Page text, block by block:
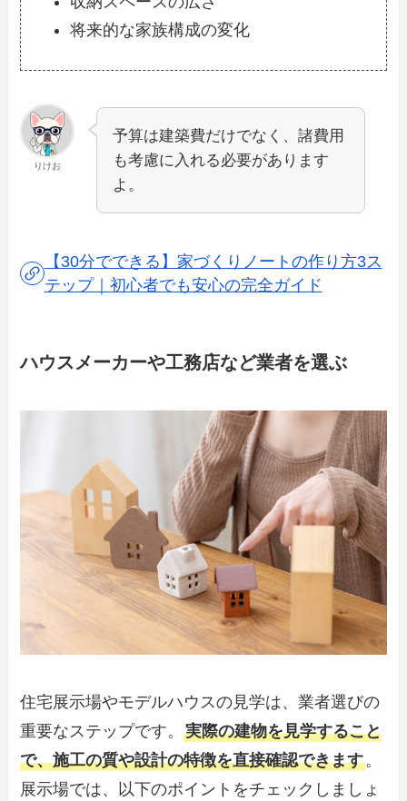
将来的な家族構成の変化
りけお
予算は建築費だけでなく、諸費用
も考慮に入れる必要があります
よ。
【30分でできる】家づくりノートの作り方3ス
テップ｜初心者でも安心の完全ガイド
ハウスメーカーや工務店など業者を選ぶ
住宅展示場やモデルハウスの見学は、業者選びの
重要なステップです。実際の建物を見学すること
で、施工の質や設計の特徴を直接確認できます。
展示場では、以下のポイントをチェックしましょ